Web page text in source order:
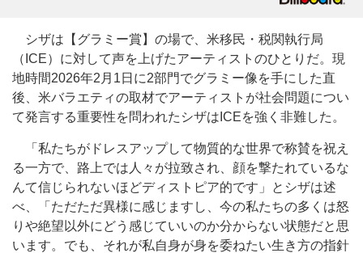
シザは【グラミー賞】の場で、米移民・税関執行局
（ICE）に対して声を上げたアーティストのひとりだ。現
地時間2026年2月1日に2部門でグラミー像を手にした直
後、米バラエティの取材でアーティストが社会問題につい
て発言する重要性を問われたシザはICEを強く非難した。
「私たちがドレスアップして物質的な世界で称賛を祝え
る一方で、路上では人々が拉致され、顔を撃たれているな
んて信じられないほどディストピア的です」とシザは述
べ、「ただただ異様に感じますし、今の私たちの多くは怒
りや絶望以外にどう感じていいのか分からない状態だと思
います。でも、それが私自身が身を委ねたい生き方の指針